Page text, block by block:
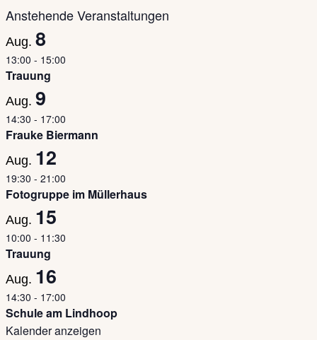
Anstehende Veranstaltungen
Aug. 8
13:00 - 15:00
Trauung
Aug. 9
14:30 - 17:00
Frauke Biermann
Aug. 12
19:30 - 21:00
Fotogruppe im Müllerhaus
Aug. 15
10:00 - 11:30
Trauung
Aug. 16
14:30 - 17:00
Schule am Lindhoop
Kalender anzeigen